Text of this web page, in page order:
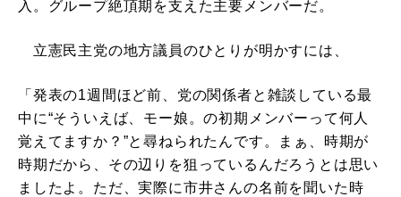
入。グループ絶頂期を支えた主要メンバーだ。
立憲民主党の地方議員のひとりが明かすには、
「発表の1週間ほど前、党の関係者と雑談している最
中に“そういえば、モー娘。の初期メンバーって何人
覚えてますか？”と尋ねられたんです。まぁ、時期が
時期だから、その辺りを狙っているんだろうとは思い
ましたよ。ただ、実際に市井さんの名前を聞いた時